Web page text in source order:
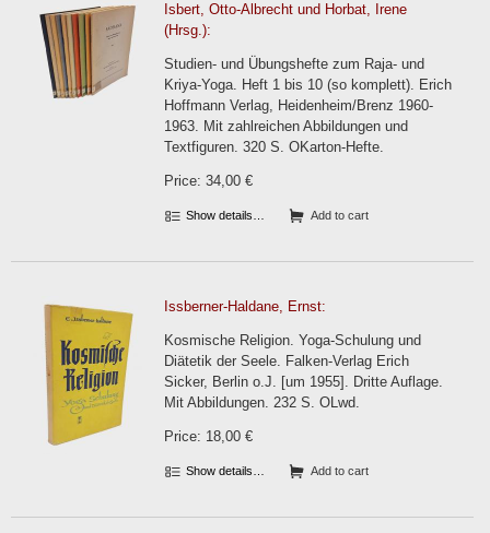
Isbert, Otto-Albrecht und Horbat, Irene
(Hrsg.):
Studien- und Übungshefte zum Raja- und
Kriya-Yoga. Heft 1 bis 10 (so komplett). Erich
Hoffmann Verlag, Heidenheim/Brenz 1960-
1963. Mit zahlreichen Abbildungen und
Textfiguren. 320 S. OKarton-Hefte.
Price: 34,00 €
Show details… Add to cart
Issberner-Haldane, Ernst:
Kosmische Religion. Yoga-Schulung und
Diätetik der Seele. Falken-Verlag Erich
Sicker, Berlin o.J. [um 1955]. Dritte Auflage.
Mit Abbildungen. 232 S. OLwd.
Price: 18,00 €
Show details… Add to cart